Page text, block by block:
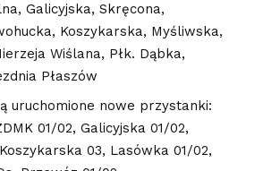
Galicyjska, Skręcona,
Koszykarska, Myśliwska,
Wiślana, Płk. Dąbka,
Płaszów
uruchomione nowe przystanki:
01/02, Galicyjska 01/02,
03, Lasówka 01/02,